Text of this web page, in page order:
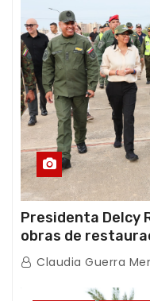
Presidenta Delcy
obras de
afectaciones
Claudia Guerra